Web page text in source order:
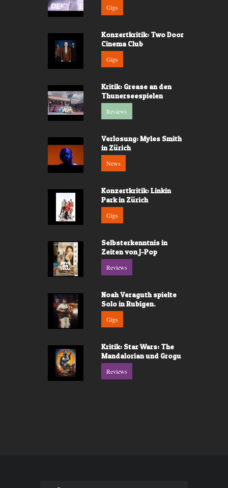
Gigs
Konzertkritik: Two Door
Cinema Club
Gigs
Kritik: Grease an den
Thunerseespielen
Reviews
Verlosung: Myles Smith
in Zürich
News
Konzertkritik: Linkin
Park in Zürich
Gigs
Selbsterkenntnis in
Zeiten von J-Pop
Reviews
Noah Veraguth spielte
Solo in Rubigen.
Gigs
Kritik: Star Wars: The
Mandalorian und Grogu
Reviews